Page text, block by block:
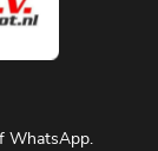
WhatsApp.